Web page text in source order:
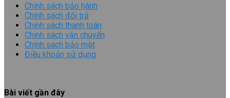
Chính sách bảo hành
Chính sách đổi trả
Chính sách thanh toán
Chính sách vận chuyển
Chính sách bảo mật
Điều khoản sử dụng
Bài viết gần đây